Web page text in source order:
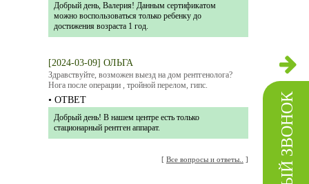
Добрый день, Валерия! Данным сертификатом
можно воспользоваться только ребенку до
достижения возраста 1 год.
[2024-03-09] ОЛЬГА
Здравствуйте, возможен выезд на дом рентгенолога?
Нога после операции , тройной перелом, гипс.
• ОТВЕТ
Добрый день! В нашем центре есть только
стационарный рентген аппарат.
[ Все вопросы и ответы.. ]